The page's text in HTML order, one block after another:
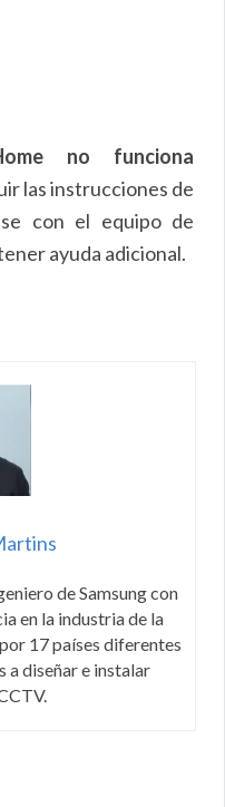
no funciona
las instrucciones de
con el equipo de
ayuda adicional.
de Samsung con
en la industria de la
17 países diferentes
a diseñar e instalar